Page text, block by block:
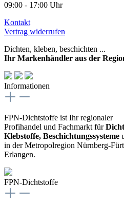
09:00 - 17:00 Uhr
Kontakt
Vertrag widerrufen
Dichten, kleben, beschichten ...
Ihr Markenhändler aus der
Informationen
FPN-Dichtstoffe ist Ihr regionaler
Profihandel und Fachmarkt für
Klebstoffe, Beschichtungssysteme
in der Metropolregion Nürnberg-
Erlangen.
FPN-Dichtstoffe